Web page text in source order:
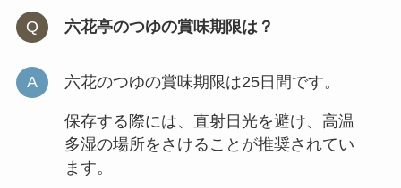
六花亭のつゆの賞味期限は？
六花のつゆの賞味期限は25日間です。
保存する際には、直射日光を避け、高温
多湿の場所をさけることが推奨されてい
ます。